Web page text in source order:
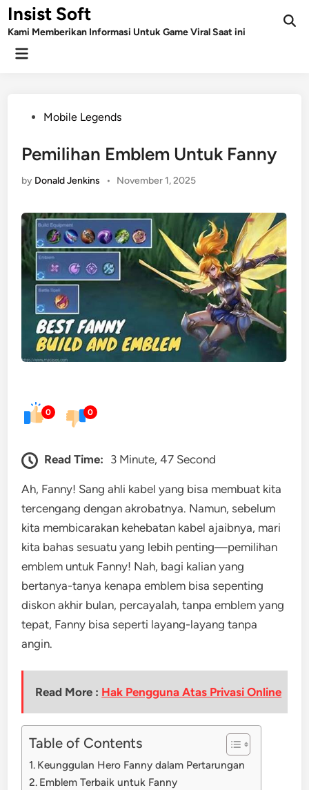
Skip
toInsist Soft
Kami Memberikan Informasi Untuk Game Viral Saat ini
Main
PostedMobile Legends
Pemilihan Emblem Untuk Fanny
by Donald Jenkins • November 1, 2025
0 0
Read Time: 3 Minute, 47 Second
Ah, Fanny! Sang ahli kabel yang bisa membuat kita
tercengang dengan akrobatnya. Namun, sebelum
kita membicarakan kehebatan kabel ajaibnya, mari
kita bahas sesuatu yang lebih penting—pemilihan
emblem untuk Fanny! Nah, bagi kalian yang
bertanya-tanya kenapa emblem bisa sepenting
diskon akhir bulan, percayalah, tanpa emblem yang
tepat, Fanny bisa seperti layang-layang tanpa
angin.
Read More : Hak Pengguna Atas Privasi Online
Table of Contents
Keunggulan Hero Fanny dalam Pertarungan
Emblem Terbaik untuk Fanny